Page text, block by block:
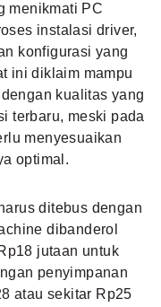
menikmati PC
instalasi driver,
konfigurasi yang
ini diklaim mampu
kualitas yang
terbaru, meski pada
menyesuaikan
optimal.
ditebus dengan
dibanderol
jutaan untuk
penyimpanan
atau sekitar Rp25